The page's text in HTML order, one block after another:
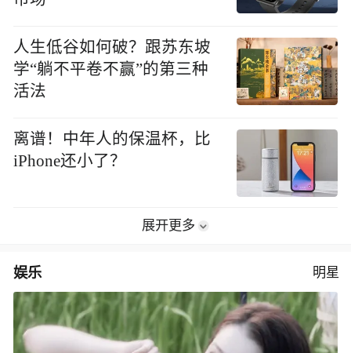
人生低谷如何破？跟苏东坡
学“躺不平卷不赢”的第三种
活法
离谱！中年人的保温杯，比
iPhone还小了？
展开更多
娱乐 明星